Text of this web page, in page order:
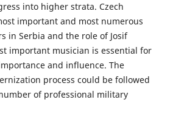
into higher strata. Czech
important and most numerous
in Serbia and the role of Josif
important musician is essential for
and influence. The
process could be followed
of professional military